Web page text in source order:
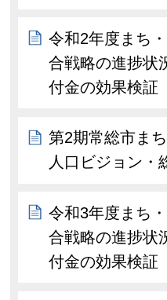
令和2年度まち
合戦略の進捗状
付金の効果検証
第2期常総市ま
人口ビジョン・
令和3年度まち
合戦略の進捗状
付金の効果検証